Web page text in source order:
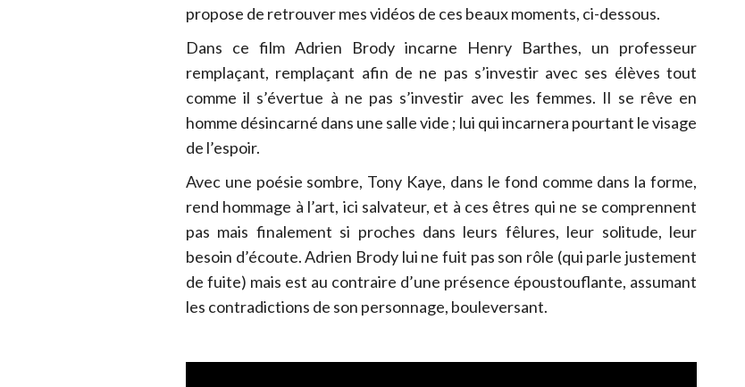
propose de retrouver mes vidéos de ces beaux moments, ci-dessous.
Dans ce film Adrien Brody incarne Henry Barthes, un professeur
remplaçant, remplaçant afin de ne pas s’investir avec ses élèves tout
comme il s’évertue à ne pas s’investir avec les femmes. Il se rêve en
homme désincarné dans une salle vide ; lui qui incarnera pourtant le visage
de l’espoir.
Avec une poésie sombre, Tony Kaye, dans le fond comme dans la forme,
rend hommage à l’art, ici salvateur, et à ces êtres qui ne se comprennent
pas mais finalement si proches dans leurs fêlures, leur solitude, leur
besoin d’écoute. Adrien Brody lui ne fuit pas son rôle (qui parle justement
de fuite) mais est au contraire d’une présence époustouflante, assumant
les contradictions de son personnage, bouleversant.